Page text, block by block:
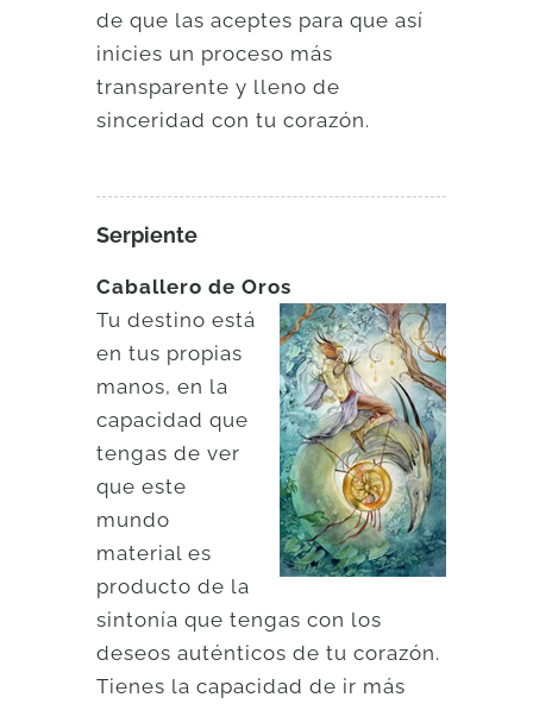
de que las aceptes para que así
inicies un proceso más
transparente y lleno de
sinceridad con tu corazón.
Serpiente
Caballero de Oros
Tu destino está
en tus propias
manos, en la
capacidad que
tengas de ver
que este
mundo
material es
producto de la
sintonía que tengas con los
deseos auténticos de tu corazón.
Tienes la capacidad de ir más